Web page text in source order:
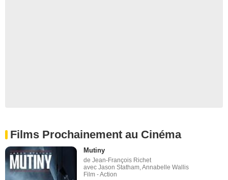
Films Prochainement au Cinéma
Mutiny
de Jean-François Richet
avec Jason Statham, Annabelle Wallis
Film - Action